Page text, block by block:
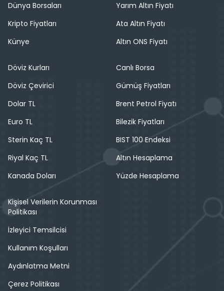
Dünya Borsaları
Kripto Fiyatları
Künye
Yarım Altın Fiyatı
Ata Altın Fiyatı
Altın ONS Fiyatı
Döviz Kurları
Döviz Çevirici
Dolar TL
Euro TL
Sterin Kaç TL
Riyal Kaç TL
Kanada Doları
Canlı Borsa
Gümüş Fiyatları
Brent Petrol Fiyatı
Bilezik Fiyatları
BIST 100 Endeksi
Altın Hesaplama
Yüzde Hesaplama
Kişisel Verilerin Korunması
Politikası
İzleyici Temsilcisi
Kullanım Koşulları
Aydınlatma Metni
Çerez Politikası